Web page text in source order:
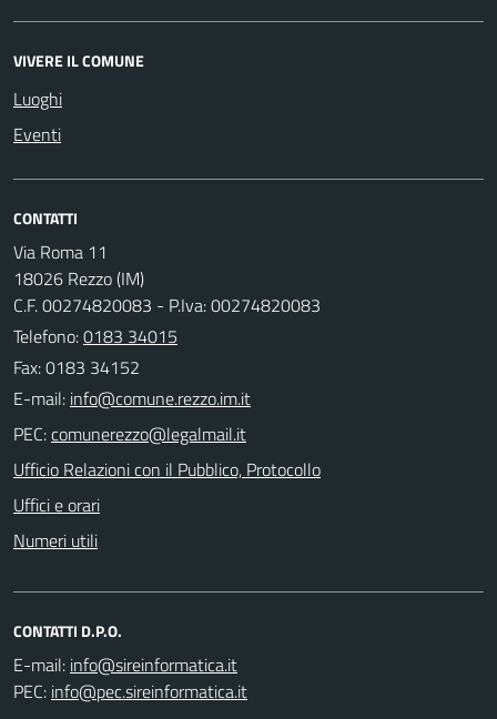
VIVERE IL COMUNE
Luoghi
Eventi
CONTATTI
Via Roma 11
18026 Rezzo (IM)
C.F. 00274820083 - P.Iva: 00274820083
Telefono:0183 34015
Fax: 0183 34152
E-mail:
PEC:
Ufficio Relazioni con il Pubblico, Protocollo
Uffici e orari
Numeri utili
CONTATTI D.P.O.
E-mail:
PEC: